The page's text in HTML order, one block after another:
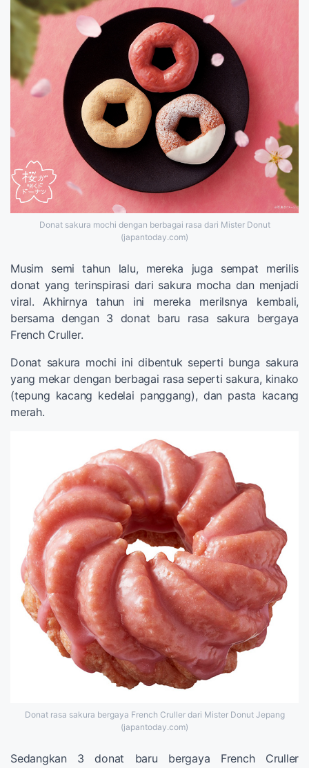
Donat sakura mochi dengan berbagai rasa dari Mister Donut
(japantoday.com)
Musim semi tahun lalu, mereka juga sempat merilis
donat yang terinspirasi dari sakura mocha dan menjadi
viral. Akhirnya tahun ini mereka merilsnya kembali,
bersama dengan 3 donat baru rasa sakura bergaya
French Cruller.
Donat sakura mochi ini dibentuk seperti bunga sakura
yang mekar dengan berbagai rasa seperti sakura, kinako
(tepung kacang kedelai panggang), dan pasta kacang
merah.
Donat rasa sakura bergaya French Cruller dari Mister Donut Jepang
(japantoday.com)
Sedangkan 3 donat baru bergaya French Cruller